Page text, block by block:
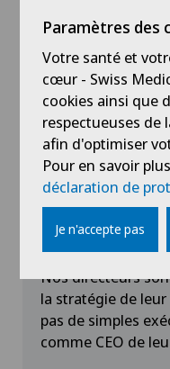
ressources
d’investigation. Ils
équipes de soins
compétentes.
En savoir plus
Une
Nos directeurs
la stratégie de
pas de simples
comme CEO de
Paramètres des
Votre santé et
cœur - Swiss
cookies ainsi que
respectueuses de
afin d'optimiser
Pour en savoir
déclaration de
Je n'accepte pas